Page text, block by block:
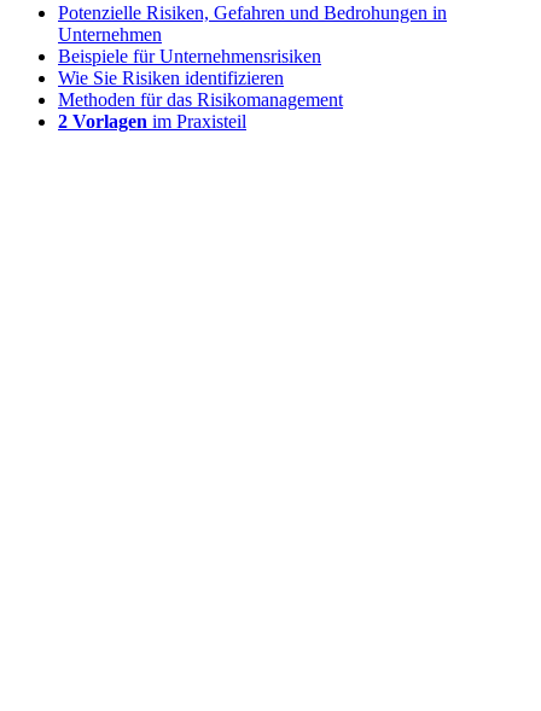
Potenzielle Risiken, Gefahren und Bedrohungen in
Unternehmen
Beispiele für Unternehmensrisiken
Wie Sie Risiken identifizieren
Methoden für das Risikomanagement
2 Vorlagen im Praxisteil